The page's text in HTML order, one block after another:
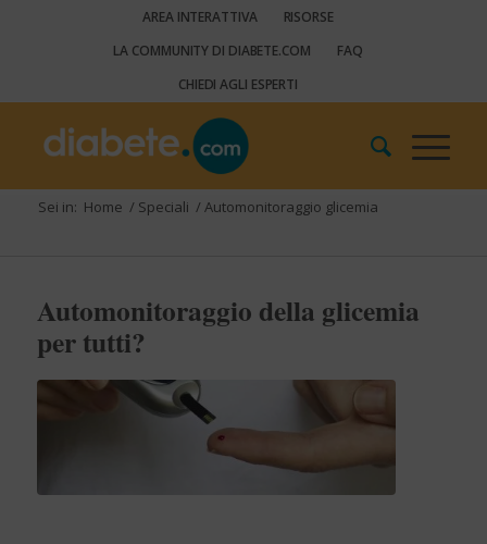
AREA INTERATTIVA
RISORSE
LA COMMUNITY DI DIABETE.COM
FAQ
CHIEDI AGLI ESPERTI
Sei in: Home / Speciali / Automonitoraggio glicemia
Automonitoraggio della glicemia
per tutti?